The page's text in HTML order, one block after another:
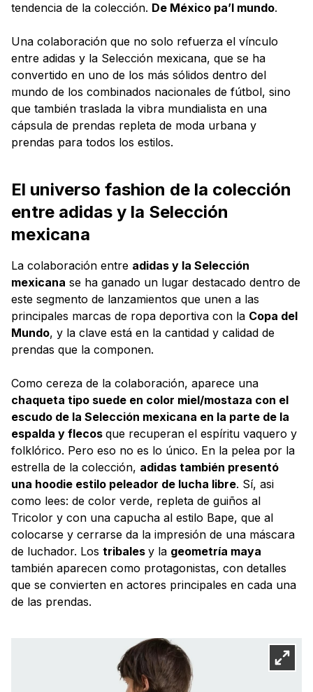
tendencia de la colección. De México pa’l mundo.
Una colaboración que no solo refuerza el vínculo
entre adidas y la Selección mexicana, que se ha
convertido en uno de los más sólidos dentro del
mundo de los combinados nacionales de fútbol, sino
que también traslada la vibra mundialista en una
cápsula de prendas repleta de moda urbana y
prendas para todos los estilos.
El universo fashion de la colección
entre adidas y la Selección
mexicana
La colaboración entre adidas y la Selección
mexicana se ha ganado un lugar destacado dentro de
este segmento de lanzamientos que unen a las
principales marcas de ropa deportiva con la Copa del
Mundo, y la clave está en la cantidad y calidad de
prendas que la componen.
Como cereza de la colaboración, aparece una
chaqueta tipo suede en color miel/mostaza con el
escudo de la Selección mexicana en la parte de la
espalda y flecos que recuperan el espíritu vaquero y
folklórico. Pero eso no es lo único. En la pelea por la
estrella de la colección, adidas también presentó
una hoodie estilo peleador de lucha libre. Sí, asi
como lees: de color verde, repleta de guiños al
Tricolor y con una capucha al estilo Bape, que al
colocarse y cerrarse da la impresión de una máscara
de luchador. Los tribales y la geometría maya
también aparecen como protagonistas, con detalles
que se convierten en actores principales en cada una
de las prendas.